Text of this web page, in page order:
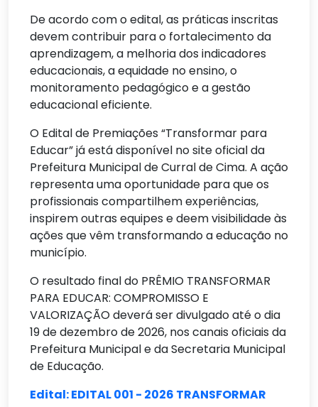
De acordo com o edital, as práticas inscritas
devem contribuir para o fortalecimento da
aprendizagem, a melhoria dos indicadores
educacionais, a equidade no ensino, o
monitoramento pedagógico e a gestão
educacional eficiente.
O Edital de Premiações “Transformar para
Educar” já está disponível no site oficial da
Prefeitura Municipal de Curral de Cima. A ação
representa uma oportunidade para que os
profissionais compartilhem experiências,
inspirem outras equipes e deem visibilidade às
ações que vêm transformando a educação no
município.
O resultado final do PRÊMIO TRANSFORMAR
PARA EDUCAR: COMPROMISSO E
VALORIZAÇÃO deverá ser divulgado até o dia
19 de dezembro de 2026, nos canais oficiais da
Prefeitura Municipal e da Secretaria Municipal
de Educação.
Edital: EDITAL 001 - 2026 TRANSFORMAR